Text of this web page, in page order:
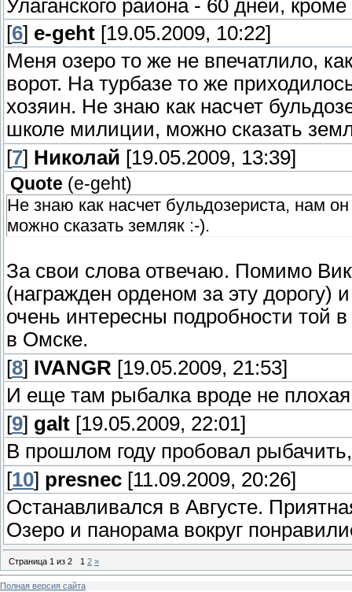
Улаганского района - 60 дней,
[6] e-geht [19.05.2009, 10:22]
Меня озеро то же не впечатлило,
ворот. На турбазе то же
хозяин. Не знаю как насчет
школе милиции, можно сказать
[7] Николай [19.05.2009, 13:39]
Quote (e-geht)
Не знаю как насчет бульдозериста, нам
можно сказать земляк :-).
За свои слова отвечаю. Помимо
(награжден орденом за эту
очень интересны подробности той
в Омске.
[8] IVANGR [19.05.2009, 21:53]
И еще там рыбалка вроде не
[9] galt [19.05.2009, 22:01]
В прошлом году пробовал
[10] presnec [11.09.2009, 20:26]
Останавливался в Августе.
Озеро и панорама вокруг
Страница 1 из 2 1 2 »
Полная версия сайта